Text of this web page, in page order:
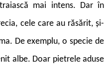
mai intens. Dar în
cele care au răsărit, și-
De exemplu, o specie de
albe. Doar pietrele aduse